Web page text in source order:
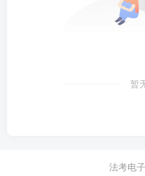
暂
法考电